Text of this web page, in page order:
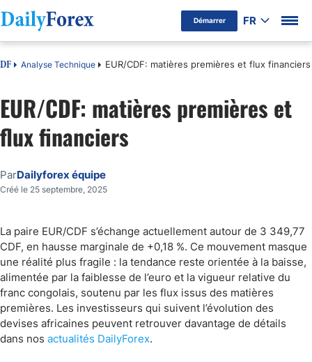
Démarrer FR
DF Analyse Technique EUR/CDF: matières premières et flux financiers
EUR/CDF: matières premières et
flux financiers
ParDailyforex équipe
Créé le 25 septembre, 2025
La paire EUR/CDF s’échange actuellement autour de 3 349,77
CDF, en hausse marginale de +0,18 %. Ce mouvement masque
une réalité plus fragile : la tendance reste orientée à la baisse,
alimentée par la faiblesse de l’euro et la vigueur relative du
franc congolais, soutenu par les flux issus des matières
premières. Les investisseurs qui suivent l’évolution des
devises africaines peuvent retrouver davantage de détails
dans nos actualités DailyForex.